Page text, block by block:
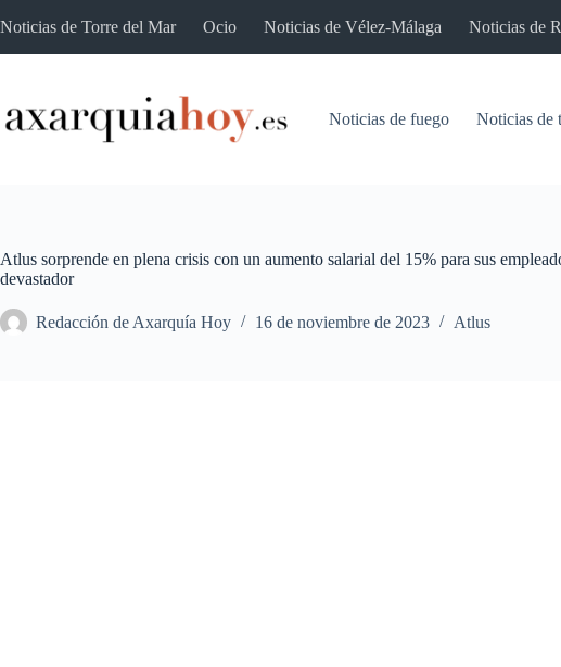
al
Noticias de Torre del Mar Ocio Noticias de Vélez-Málaga Noticias de
Noticias de fuego Noticias de
Atlus sorprende en plena crisis con un aumento salarial del 15% para sus
devastador
Redacción de Axarquía Hoy 16 de noviembre de 2023 Atlus